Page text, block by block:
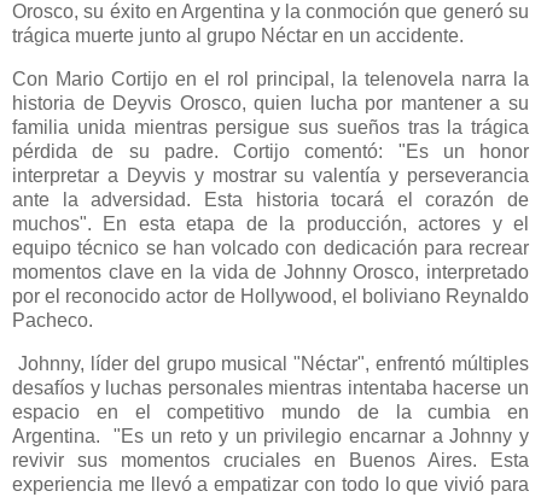
Orosco, su éxito en Argentina y la conmoción que generó su
trágica muerte junto al grupo Néctar en un accidente.
Con Mario Cortijo en el rol principal, la telenovela narra la
historia de Deyvis Orosco, quien lucha por mantener a su
familia unida mientras persigue sus sueños tras la trágica
pérdida de su padre. Cortijo comentó: "Es un honor
interpretar a Deyvis y mostrar su valentía y perseverancia
ante la adversidad. Esta historia tocará el corazón de
muchos". En esta etapa de la producción, actores y el
equipo técnico se han volcado con dedicación para recrear
momentos clave en la vida de Johnny Orosco, interpretado
por el reconocido actor de Hollywood, el boliviano Reynaldo
Pacheco.
Johnny, líder del grupo musical "Néctar", enfrentó múltiples
desafíos y luchas personales mientras intentaba hacerse un
espacio en el competitivo mundo de la cumbia en
Argentina. "Es un reto y un privilegio encarnar a Johnny y
revivir sus momentos cruciales en Buenos Aires. Esta
experiencia me llevó a empatizar con todo lo que vivió para